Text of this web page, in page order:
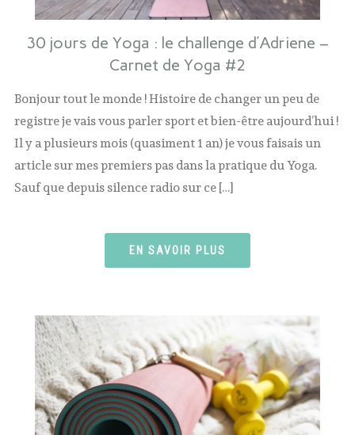
30 jours de Yoga : le challenge d’Adriene –
Carnet de Yoga #2
Bonjour tout le monde ! Histoire de changer un peu de
registre je vais vous parler sport et bien-être aujourd’hui !
Il y a plusieurs mois (quasiment 1 an) je vous faisais un
article sur mes premiers pas dans la pratique du Yoga.
Sauf que depuis silence radio sur ce […]
EN SAVOIR PLUS